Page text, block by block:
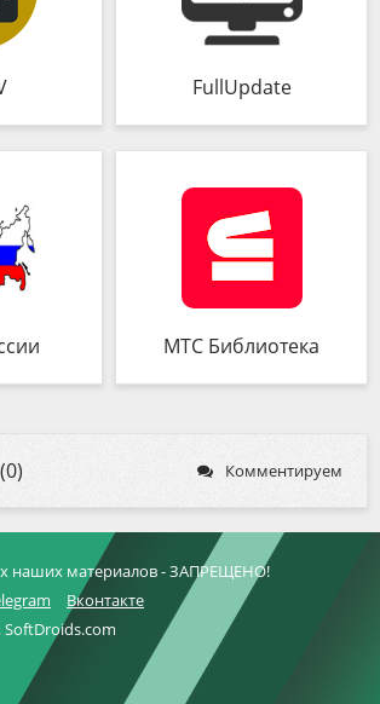
FullUpdate
МТС Библиотека
Комментируем
наших материалов - ЗАПРЕЩЕНО!
Вконтакте
SoftDroids.com